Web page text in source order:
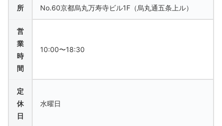
所
No.60京都烏丸万寿寺ビル1F（烏丸通五条上ル）
営
業
時
間
10:00〜18:30
定
休
日
水曜日